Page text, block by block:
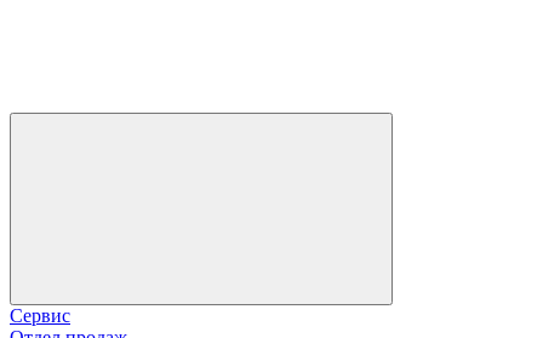
Сервис